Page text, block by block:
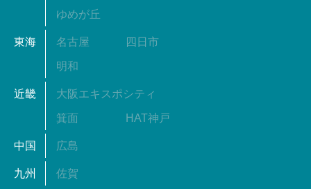
ゆめが丘
東海 名古屋 四日市
明和
近畿 大阪エキスポシティ
箕面 HAT神戸
中国 広島
九州 佐賀